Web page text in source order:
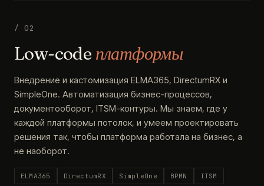
/ 02
Low-code платформы
Внедрение и кастомизация ELMA365, DirectumRX и
SimpleOne. Автоматизация бизнес-процессов,
документооборот, ITSM-контуры. Мы знаем, где у
каждой платформы потолок, и умеем проектировать
решения так, чтобы платформа работала на бизнес, а
не наоборот.
ELMA365 DirectumRX SimpleOne BPMN ITSM